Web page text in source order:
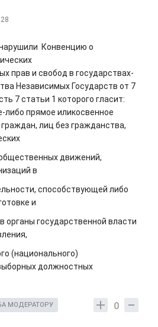
Конвенцию о
прав и свобод в государствах-
Независимых Государств от 7
7 статьи 1 которого гласит:
либо прямое иликосвенное
лиц без гражданства,
движений,
в
способствующей либо
и
органы государственной власти
(национального)
должностных
0
МОДЕРАТОРУ